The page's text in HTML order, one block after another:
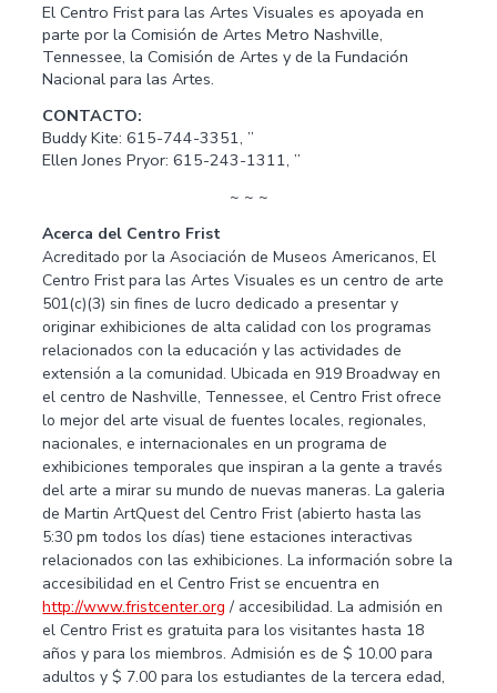
El Centro Frist para las Artes Visuales es apoyada en
parte por la Comisión de Artes Metro Nashville,
Tennessee, la Comisión de Artes y de la Fundación
Nacional para las Artes.
CONTACTO:
Buddy Kite: 615-744-3351, ”
Ellen Jones Pryor: 615-243-1311, ”
~ ~ ~
Acerca del Centro Frist
Acreditado por la Asociación de Museos Americanos, El
Centro Frist para las Artes Visuales es un centro de arte
501(c)(3) sin fines de lucro dedicado a presentar y
originar exhibiciones de alta calidad con los programas
relacionados con la educación y las actividades de
extensión a la comunidad. Ubicada en 919 Broadway en
el centro de Nashville, Tennessee, el Centro Frist ofrece
lo mejor del arte visual de fuentes locales, regionales,
nacionales, e internacionales en un programa de
exhibiciones temporales que inspiran a la gente a través
del arte a mirar su mundo de nuevas maneras. La galeria
de Martin ArtQuest del Centro Frist (abierto hasta las
5:30 pm todos los días) tiene estaciones interactivas
relacionados con las exhibiciones. La información sobre la
accesibilidad en el Centro Frist se encuentra en
http://www.fristcenter.org / accesibilidad. La admisión en
el Centro Frist es gratuita para los visitantes hasta 18
años y para los miembros. Admisión es de $ 10.00 para
adultos y $ 7.00 para los estudiantes de la tercera edad,